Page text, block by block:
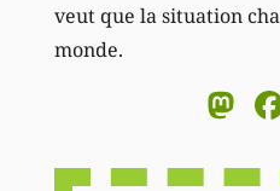
veut que la situation
monde.